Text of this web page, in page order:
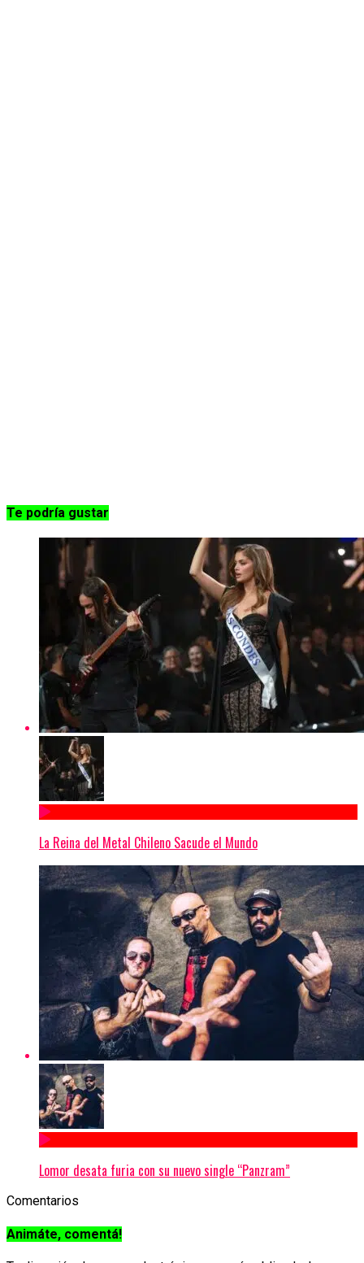
Te podría gustar
La Reina del Metal Chileno Sacude el Mundo
Lomor desata furia con su nuevo single “Panzram”
Comentarios
Animáte, comentá!